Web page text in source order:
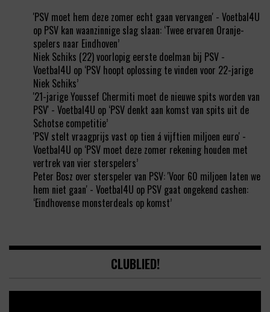
'PSV moet hem deze zomer echt gaan vervangen' - Voetbal4U
op PSV kan waanzinnige slag slaan: ‘Twee ervaren Oranje-
spelers naar Eindhoven’
Niek Schiks (22) voorlopig eerste doelman bij PSV -
Voetbal4U op ‘PSV hoopt oplossing te vinden voor 22-jarige
Niek Schiks’
'21-jarige Youssef Chermiti moet de nieuwe spits worden van
PSV' - Voetbal4U op ‘PSV denkt aan komst van spits uit de
Schotse competitie’
'PSV stelt vraagprijs vast op tien á vijftien miljoen euro' -
Voetbal4U op ‘PSV moet deze zomer rekening houden met
vertrek van vier sterspelers’
Peter Bosz over sterspeler van PSV: 'Voor 60 miljoen laten we
hem niet gaan' - Voetbal4U op PSV gaat ongekend cashen:
‘Eindhovense monsterdeals op komst’
CLUBLIED!